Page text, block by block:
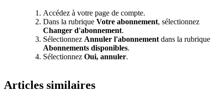
Accédez à votre page de compte.
Dans la rubrique Votre abonnement, sélectionnez
Changer d'abonnement.
Sélectionnez Annuler l'abonnement dans la rubrique
Abonnements disponibles.
Sélectionnez Oui, annuler.
Articles similaires